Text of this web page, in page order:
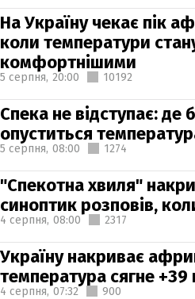
На Україну чекає пік
коли температури
комфортнішими
5 серпня, 20:00 10192
Спека не відступає: де
опуститься
5 серпня, 08:00 1274
"Спекотна хвиля"
синоптик розповів,
4 серпня, 08:00 2317
Україну накриває
температура сягне +39
4 серпня, 07:32 900